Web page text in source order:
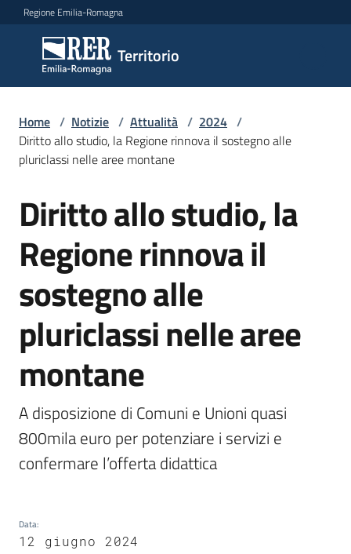
Vai al contenuto
Vai alla navigazione
Vai al footer
Regione Emilia-Romagna
Territorio
Territorio
Argomenti
Servizi
Leggi
Atti
Bandi
Piani
Programmi
Progetti
Seguici
Home / Notizie / Attualità / 2024 /
Diritto allo studio, la Regione rinnova il sostegno alle
pluriclassi nelle aree montane
Salta al contenuto
Diritto allo studio, la
Regione rinnova il
sostegno alle
pluriclassi nelle aree
montane
A disposizione di Comuni e Unioni quasi
800mila euro per potenziare i servizi e
confermare l’offerta didattica
Data:
12 giugno 2024